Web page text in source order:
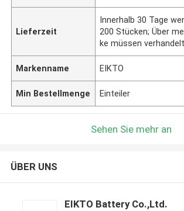
Lieferzeit
Innerhalb 30 Tage
200 Stücken; Über
ke müssen
Markenname EIKTO
Min Bestellmenge Einteiler
Sehen Sie mehr an
ÜBER UNS
EIKTO Battery Co.,Ltd.